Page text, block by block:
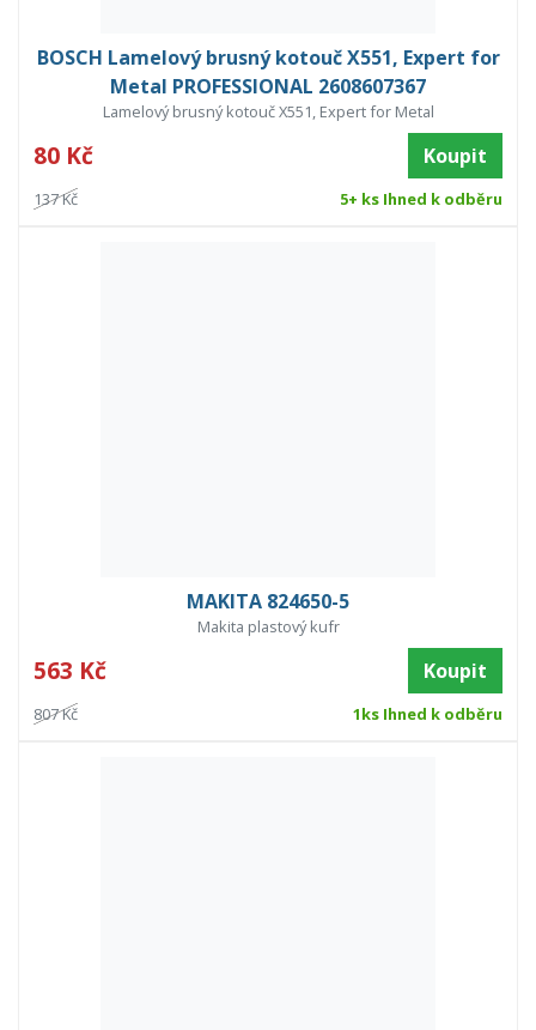
BOSCH Lamelový brusný kotouč X551, Expert for
Metal PROFESSIONAL 2608607367
Lamelový brusný kotouč X551, Expert for Metal
80 Kč Koupit
137 Kč 5+ ks Ihned k odběru
MAKITA 824650-5
Makita plastový kufr
563 Kč Koupit
807 Kč 1ks Ihned k odběru